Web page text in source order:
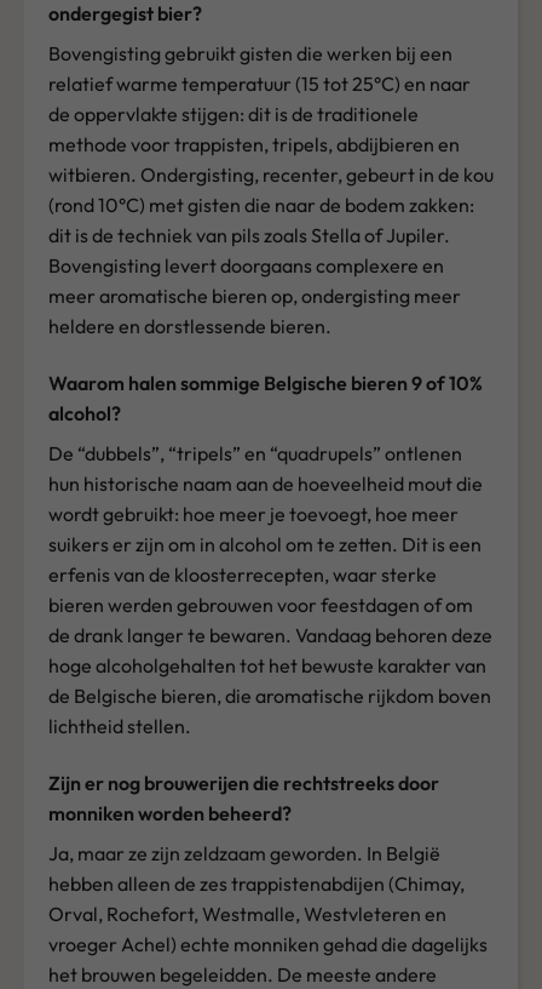
ondergegist bier?
Bovengisting gebruikt gisten die werken bij een
relatief warme temperatuur (15 tot 25°C) en naar
de oppervlakte stijgen: dit is de traditionele
methode voor trappisten, tripels, abdijbieren en
witbieren. Ondergisting, recenter, gebeurt in de kou
(rond 10°C) met gisten die naar de bodem zakken:
dit is de techniek van pils zoals Stella of Jupiler.
Bovengisting levert doorgaans complexere en
meer aromatische bieren op, ondergisting meer
heldere en dorstlessende bieren.
Waarom halen sommige Belgische bieren 9 of 10%
alcohol?
De “dubbels”, “tripels” en “quadrupels” ontlenen
hun historische naam aan de hoeveelheid mout die
wordt gebruikt: hoe meer je toevoegt, hoe meer
suikers er zijn om in alcohol om te zetten. Dit is een
erfenis van de kloosterrecepten, waar sterke
bieren werden gebrouwen voor feestdagen of om
de drank langer te bewaren. Vandaag behoren deze
hoge alcoholgehalten tot het bewuste karakter van
de Belgische bieren, die aromatische rijkdom boven
lichtheid stellen.
Zijn er nog brouwerijen die rechtstreeks door
monniken worden beheerd?
Ja, maar ze zijn zeldzaam geworden. In België
hebben alleen de zes trappistenabdijen (Chimay,
Orval, Rochefort, Westmalle, Westvleteren en
vroeger Achel) echte monniken gehad die dagelijks
het brouwen begeleidden. De meeste andere